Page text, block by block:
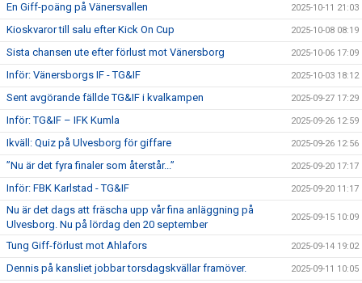
En Giff-poäng på Vänersvallen 2025-10-11 21:03
Kioskvaror till salu efter Kick On Cup 2025-10-08 08:19
Sista chansen ute efter förlust mot Vänersborg 2025-10-06 17:09
Inför: Vänersborgs IF - TG&IF 2025-10-03 18:12
Sent avgörande fällde TG&IF i kvalkampen 2025-09-27 17:29
Inför: TG&IF – IFK Kumla 2025-09-26 12:59
Ikväll: Quiz på Ulvesborg för giffare 2025-09-26 12:56
”Nu är det fyra finaler som återstår...” 2025-09-20 17:17
Inför: FBK Karlstad - TG&IF 2025-09-20 11:17
Nu är det dags att fräscha upp vår fina anläggning på
Ulvesborg. Nu på lördag den 20 september
2025-09-15 10:09
Tung Giff-förlust mot Ahlafors 2025-09-14 19:02
Dennis på kansliet jobbar torsdagskvällar framöver. 2025-09-11 10:05